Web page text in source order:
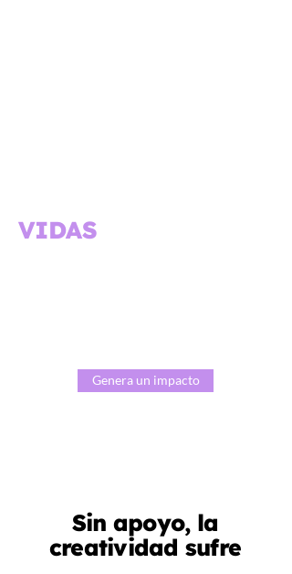
Genera un impacto
VIDAS
Sin apoyo, la
creatividad sufre